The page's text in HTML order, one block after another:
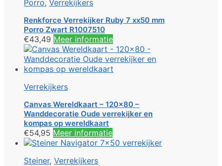
Porro, Verrekijkers
Renkforce Verrekijker Ruby 7 xx50 mm
Porro Zwart R1007510
€43,49 Meer informatie
Verrekijkers
Canvas Wereldkaart – 120×80 –
Wanddecoratie Oude verrekijker en
kompas op wereldkaart
€54,95 Meer informatie
Steiner, Verrekijkers